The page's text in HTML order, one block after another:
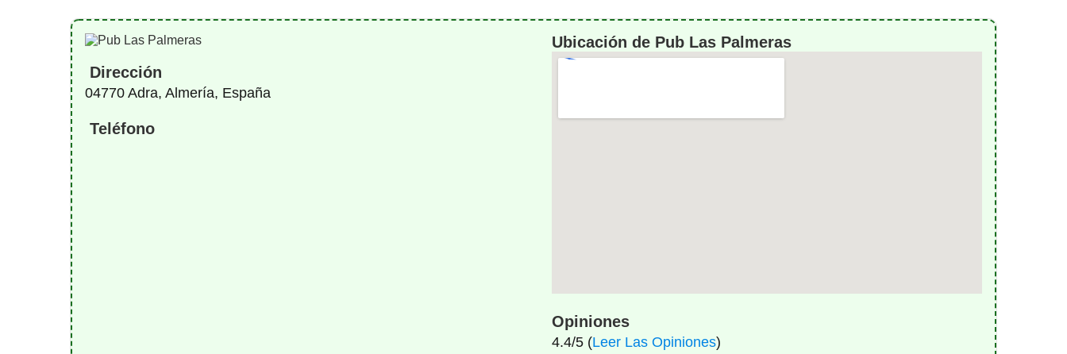
Dirección
04770 Adra, Almería, España
Teléfono
Ubicación de Pub Las Palmeras
Opiniones
4.4/5 (Leer Las Opiniones)